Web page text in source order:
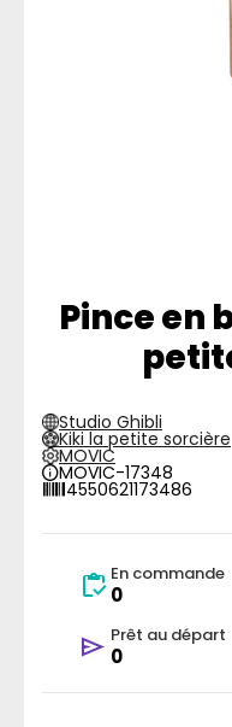
Pince en
Studio Ghibli
Kiki la petite sorcière
MOVIC
MOVIC-17348
4550621173486
En commande
0
Prêt au départ
0